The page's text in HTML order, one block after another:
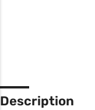
Description